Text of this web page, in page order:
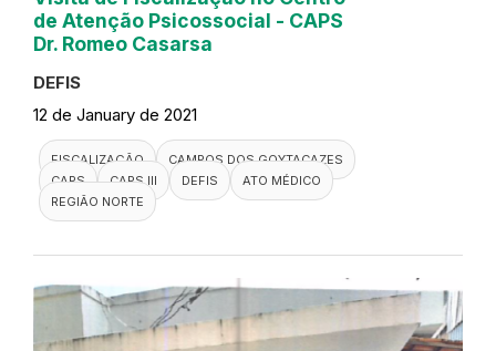
de Atenção Psicossocial - CAPS
Dr. Romeo Casarsa
DEFIS
12 de January de 2021
FISCALIZAÇÃO
CAMPOS DOS GOYTACAZES
CAPS
CAPS III DEFIS
ATO MÉDICO
REGIÃO NORTE